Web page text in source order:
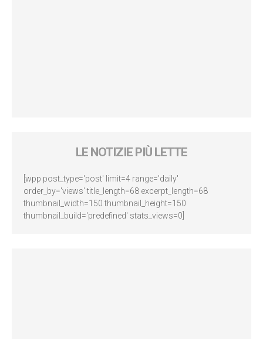
LE NOTIZIE PIÙ LETTE
[wpp post_type='post' limit=4 range='daily'
order_by='views' title_length=68 excerpt_length=68
thumbnail_width=150 thumbnail_height=150
thumbnail_build='predefined' stats_views=0]